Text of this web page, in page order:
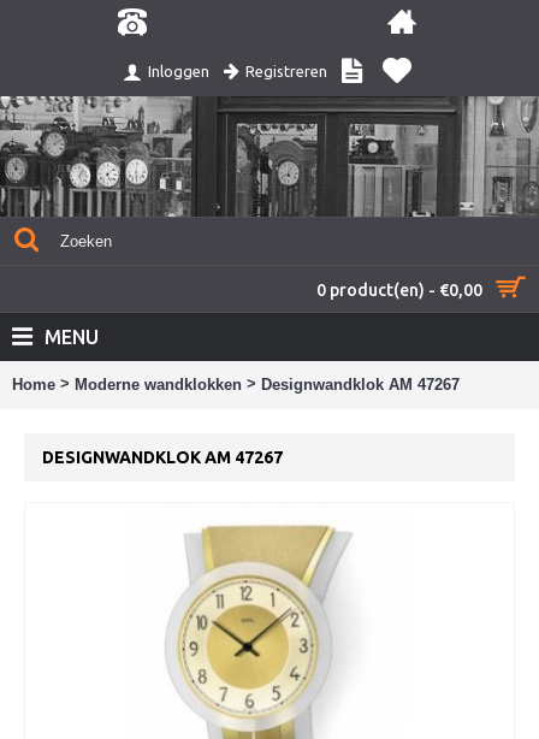
Inloggen Registreren
0 product(en) - €0,00
MENU
Home > Moderne wandklokken > Designwandklok AM 47267
DESIGNWANDKLOK AM 47267